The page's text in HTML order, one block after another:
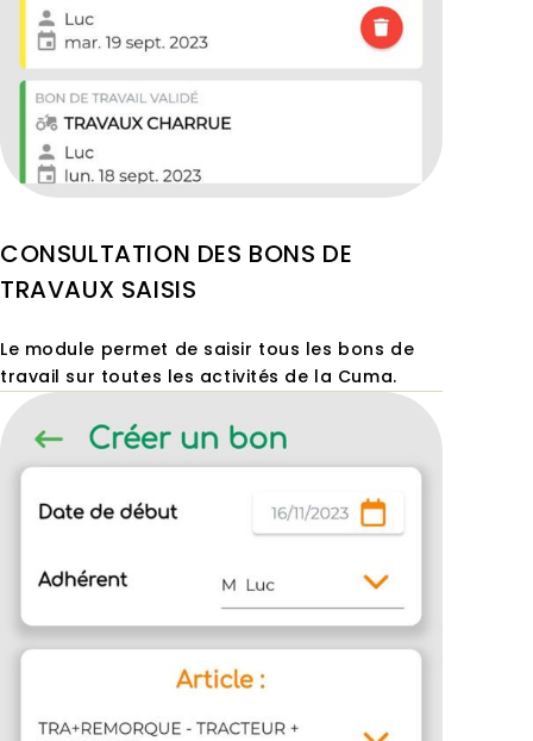
CONSULTATION DES BONS DE
TRAVAUX SAISIS
Le module permet de saisir tous les bons de
travail sur toutes les activités de la Cuma.